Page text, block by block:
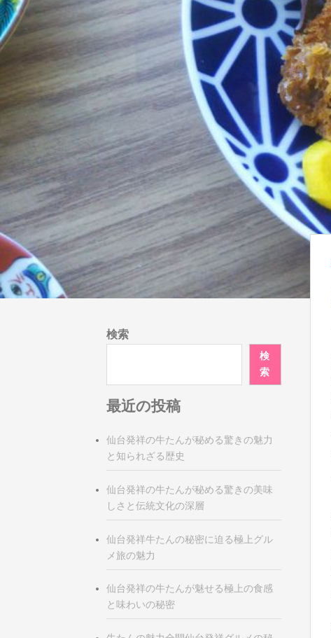
検索
検
索
最近の投稿
仙台発祥の牛たんが秘める驚きの魅力
と知られざる歴史
仙台発祥の牛たんが秘める驚きの美味
しさと伝統文化の深層
仙台発祥牛たんの秘密に迫る極上グル
メ旅の魅力
仙台発祥の牛たんが魅せる極上の食感
と味わいの秘密